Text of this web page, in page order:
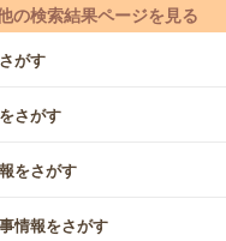
の検索結果ページを見る
がす
さがす
をさがす
情報をさがす